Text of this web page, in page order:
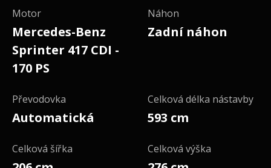
Motor
Mercedes-Benz
Sprinter 417 CDI -
170 PS
Náhon
Zadní náhon
Převodovka
Automatická
Celková délka nástavby
593 cm
Celková šířka Celková výška